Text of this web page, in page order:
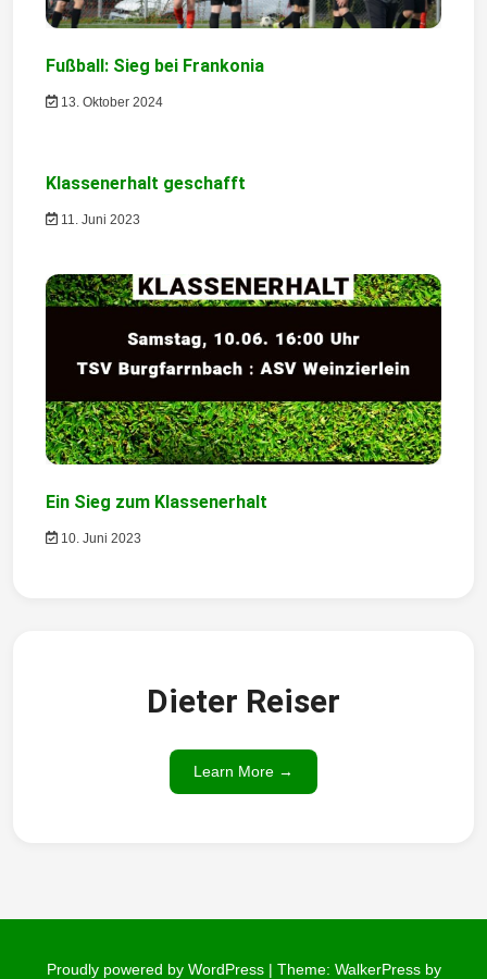
g
t
i
n
Fußball: Sieg bei Frankonia
13. Oktober 2024
Klassenerhalt geschafft
11. Juni 2023
Ein Sieg zum Klassenerhalt
10. Juni 2023
Dieter Reiser
Learn More →
Proudly powered by WordPress | Theme: WalkerPress by